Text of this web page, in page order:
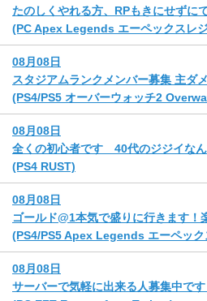
たのしくやれる方、RPもきにせずに
(PC Apex Legends エーペックスレ
08月08日
スタジアムランクメンバー募集 主ダ
(PS4/PS5 オーバーウォッチ2
08月08日
全くの初心者です 40代のジジイな
(PS4 RUST)
08月08日
ゴールド@1本気で盛りに行きます
(PS4/PS5 Apex Legends エーペック
08月08日
サーバーで気軽に出来る人募集中で